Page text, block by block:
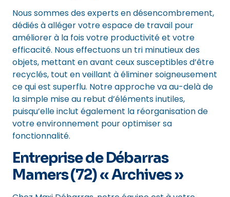
Nous sommes des experts en désencombrement,
dédiés à alléger votre espace de travail pour
améliorer à la fois votre productivité et votre
efficacité. Nous effectuons un tri minutieux des
objets, mettant en avant ceux susceptibles d’être
recyclés, tout en veillant à éliminer soigneusement
ce qui est superflu. Notre approche va au-delà de
la simple mise au rebut d’éléments inutiles,
puisqu’elle inclut également la réorganisation de
votre environnement pour optimiser sa
fonctionnalité.
Entreprise de Débarras
Mamers (72) « Archives »